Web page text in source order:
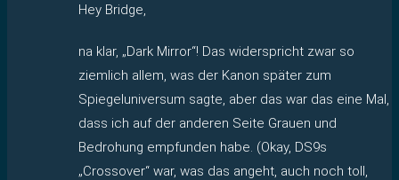
Hey Bridge,
na klar, „Dark Mirror“! Das widerspricht zwar so
ziemlich allem, was der Kanon später zum
Spiegeluniversum sagte, aber das war das eine Mal,
dass ich auf der anderen Seite Grauen und
Bedrohung empfunden habe. (Okay, DS9s
„Crossover“ war, was das angeht, auch noch toll,